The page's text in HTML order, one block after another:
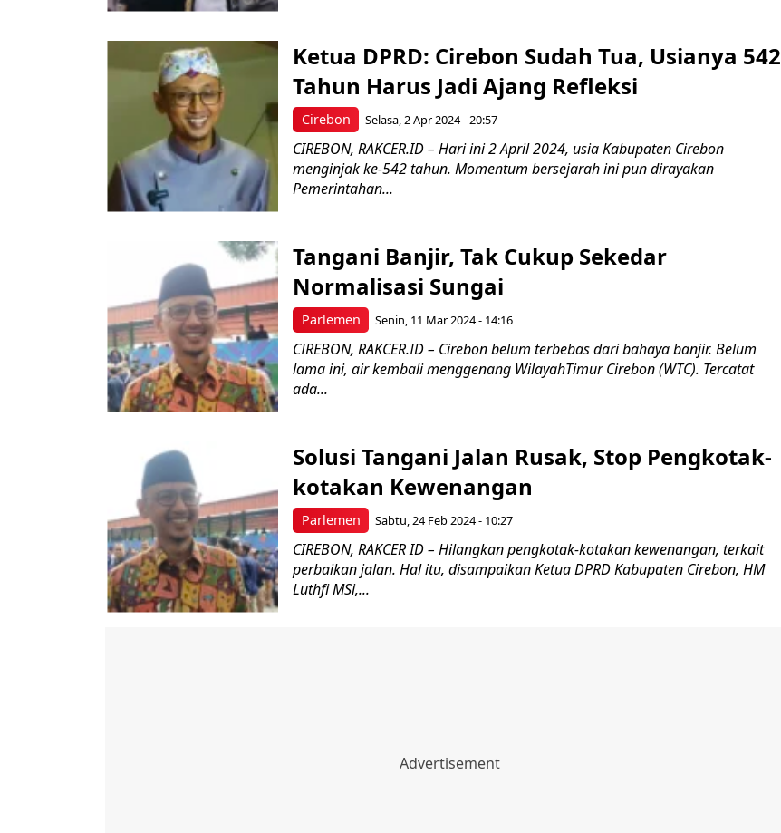
Cirebon
Ketua DPRD: Cirebon Sudah Tua, Usianya 542
Tahun Harus Jadi Ajang Refleksi
Selasa, 2 Apr 2024 - 20:57
CIREBON, RAKCER.ID – Hari ini 2 April 2024, usia Kabupaten Cirebon
menginjak ke-542 tahun. Momentum bersejarah ini pun dirayakan
Pemerintahan...
Parlemen
Tangani Banjir, Tak Cukup Sekedar
Normalisasi Sungai
Senin, 11 Mar 2024 - 14:16
CIREBON, RAKCER.ID – Cirebon belum terbebas dari bahaya banjir. Belum
lama ini, air kembali menggenang WilayahTimur Cirebon (WTC). Tercatat
ada...
Parlemen
Solusi Tangani Jalan Rusak, Stop Pengkotak-
kotakan Kewenangan
Sabtu, 24 Feb 2024 - 10:27
CIREBON, RAKCER ID – Hilangkan pengkotak-kotakan kewenangan, terkait
perbaikan jalan. Hal itu, disampaikan Ketua DPRD Kabupaten Cirebon, HM
Luthfi MSi,...